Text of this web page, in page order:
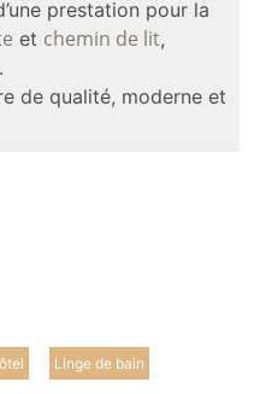
prestation pour la
et chemin de lit,
de qualité, moderne et
Linge de bain